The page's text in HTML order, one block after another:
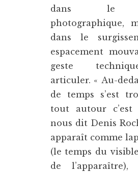
dans le
photographique,
dans le
espacement
geste
articuler. « Au-
de temps s’est
tout autour c’est
nous dit Denis
apparaît comme
(le temps du
de